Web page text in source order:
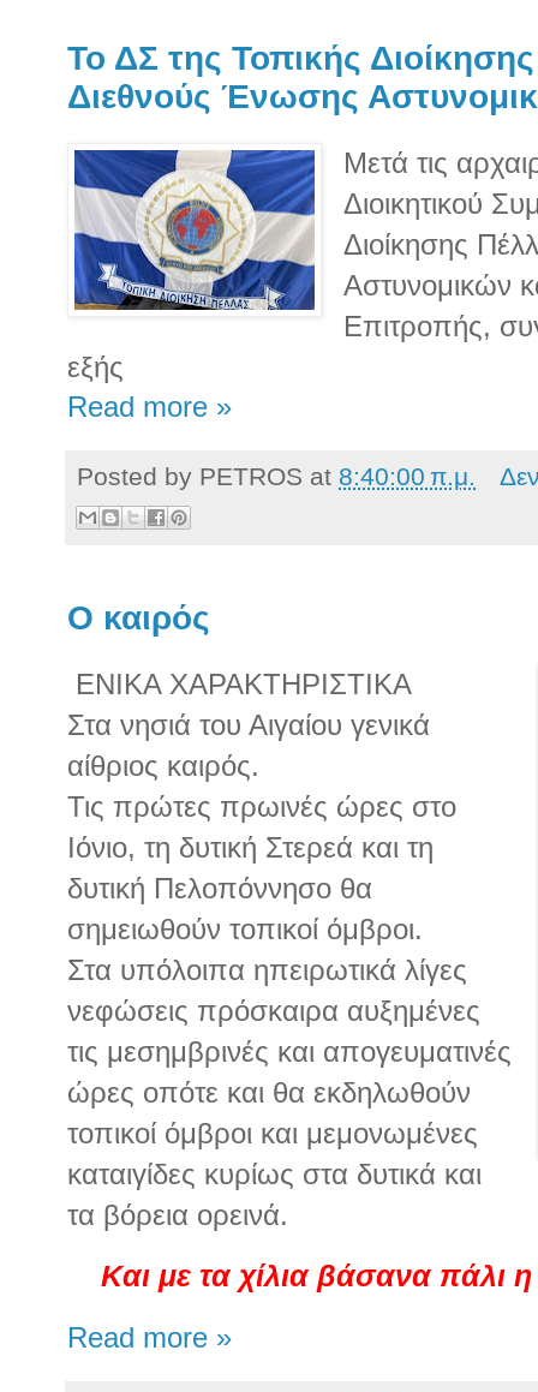
Το ΔΣ της Τοπικής
Διεθνούς Ένωσης
Μετά τις
Διοικητικού
Διοίκησης
Αστυνομικών
Επιτροπής,
εξής
Read more »
Posted by PETROS at 8:40:00 π.μ.
O καιρός
ΕΝΙΚΑ ΧΑΡΑΚΤΗΡΙΣΤΙΚΑ
Στα νησιά του Αιγαίου γενικά
αίθριος καιρός.
Τις πρώτες πρωινές ώρες στο
Ιόνιο, τη δυτική Στερεά και τη
δυτική Πελοπόννησο θα
σημειωθούν τοπικοί όμβροι.
Στα υπόλοιπα ηπειρωτικά λίγες
νεφώσεις πρόσκαιρα αυξημένες
τις μεσημβρινές και απογευματινές
ώρες οπότε και θα εκδηλωθούν
τοπικοί όμβροι και μεμονωμένες
καταιγίδες κυρίως στα δυτικά και
τα βόρεια ορεινά.
Και με τα χίλια βάσανα πάλι η
Read more »